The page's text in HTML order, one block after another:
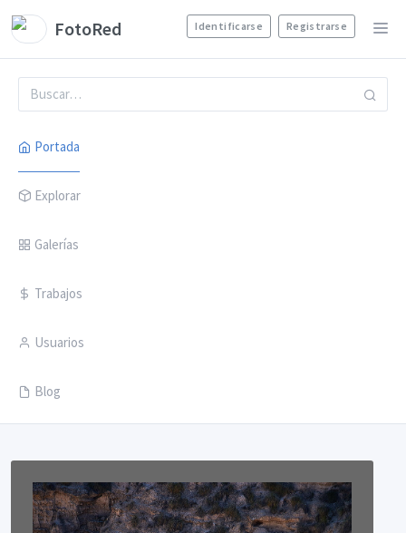
FotoRed Identificarse Registrarse
Portada
Explorar
Galerías
Trabajos
Usuarios
Blog